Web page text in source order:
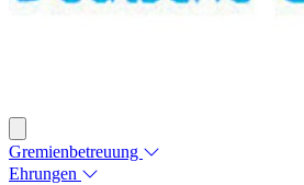
Gremienbetreuung
Ehrungen